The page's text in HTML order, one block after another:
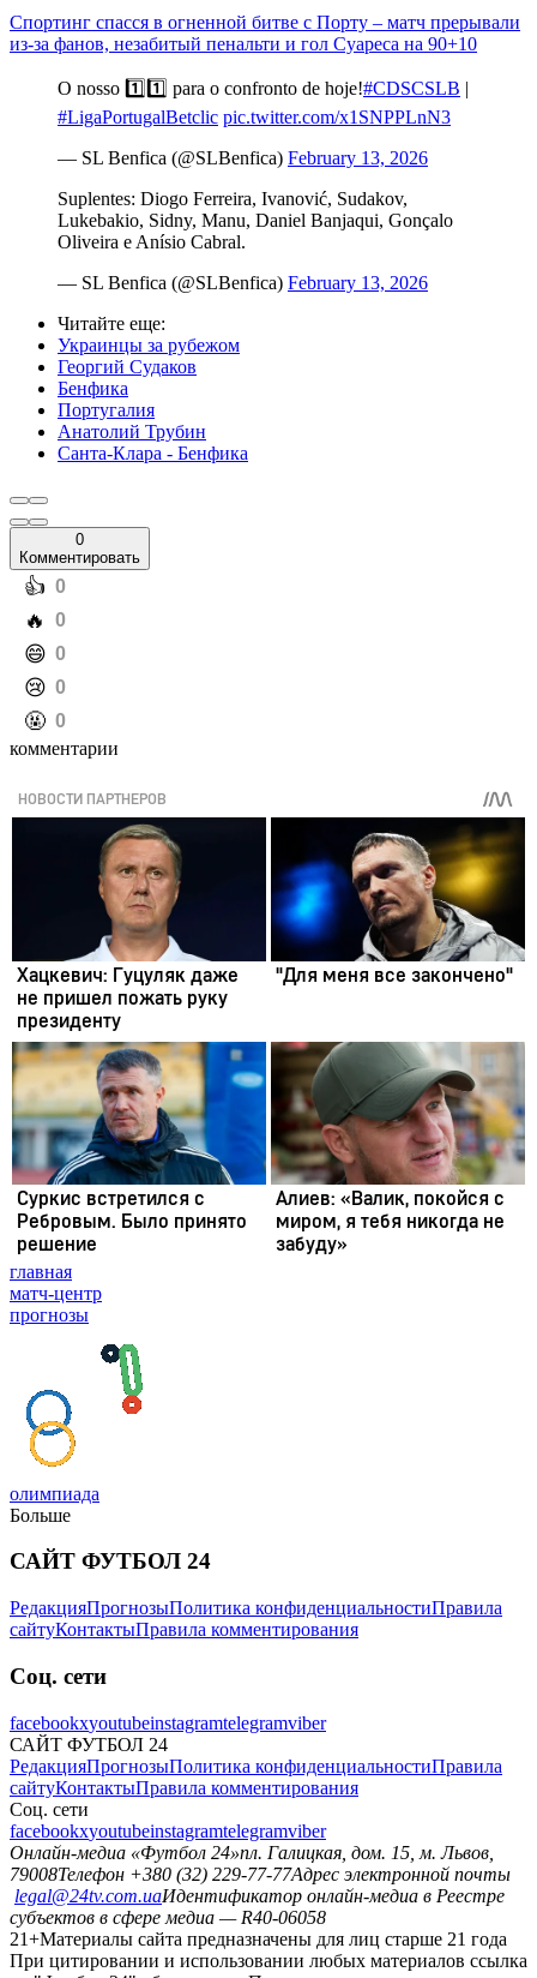
Спортинг спасся в огненной битве с Порту – матч прерывали
из-за фанов, незабитый пенальти и гол Суареса на 90+10
O nosso 1️⃣1️⃣ para o confronto de hoje!#CDSCSLB |
#LigaPortugalBetclic pic.twitter.com/x1SNPPLnN3
— SL Benfica (@SLBenfica) February 13, 2026
Suplentes: Diogo Ferreira, Ivanović, Sudakov,
Lukebakio, Sidny, Manu, Daniel Banjaqui, Gonçalo
Oliveira e Anísio Cabral.
— SL Benfica (@SLBenfica) February 13, 2026
Читайте еще:
Украинцы за рубежом
Георгий Судаков
Бенфика
Португалия
Анатолий Трубин
Санта-Клара - Бенфика
0
Комментировать
️👍 0
️🔥 0
️😄 0
️😢 0
️🤬 0
комментарии
главная
матч-центр
прогнозы
олимпиада
Больше
САЙТ ФУТБОЛ 24
РедакцияПрогнозыПолитика конфиденциальностиПравила
сайтуКонтактыПравила комментирования
Соц. сети
facebookxyoutubeinstagramtelegramviber
САЙТ ФУТБОЛ 24
РедакцияПрогнозыПолитика конфиденциальностиПравила
сайтуКонтактыПравила комментирования
Соц. сети
facebookxyoutubeinstagramtelegramviber
Онлайн-медиа «Футбол 24»пл. Галицкая, дом. 15, м. Львов,
79008Телефон +380 (32) 229-77-77Адрес электронной почты
legal@24tv.com.uaИдентификатор онлайн-медиа в Реестре
субъектов в сфере медиа — R40-06058
21+Материалы сайта предназначены для лиц старше 21 года
При цитировании и использовании любых материалов ссылка